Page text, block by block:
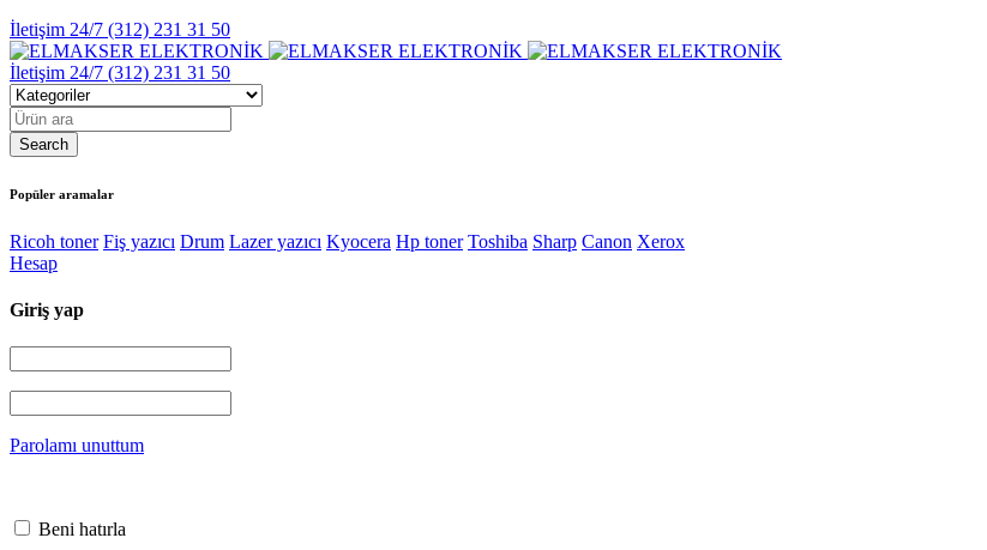
İletişim 24/7 (312) 231 31 50
İletişim 24/7 (312) 231 31 50
Popüler aramalar
Ricoh toner Fiş yazıcı Drum Lazer yazıcı Kyocera Hp toner Toshiba Sharp Canon Xerox
Hesap
Giriş yap
Parolamı unuttum
Beni hatırla